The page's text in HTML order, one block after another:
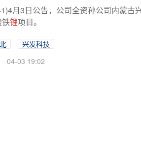
月3日公告，公司全资孙公司内蒙古
铁锂项目。
兴发科技
04-03 19:02